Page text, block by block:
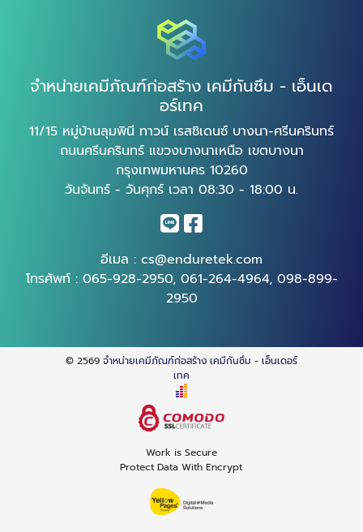
จำหน่ายเคมีภัณฑ์ก่อสร้าง เคมีกันซึม - เอ็นเด
อร์เทค
11/15 หมู่บ้านลุมพินี ทาวน์ เรสซิเดนซ์ บางนา-ศรีนครินทร์
ถนนศรีนครินทร์ แขวงบางนาเหนือ เขตบางนา
กรุงเทพมหานคร 10260
วันจันทร์ - วันศุกร์ เวลา 08:30 - 18:00 น.
อีเมล : cs@enduretek.com
โทรศัพท์ : 065-928-2950, 061-264-4964, 098-899-
2950
© 2569 จำหน่ายเคมีภัณฑ์ก่อสร้าง เคมีกันซึม - เอ็นเดอร์
เทค
Work is Secure
Protect Data With Encrypt